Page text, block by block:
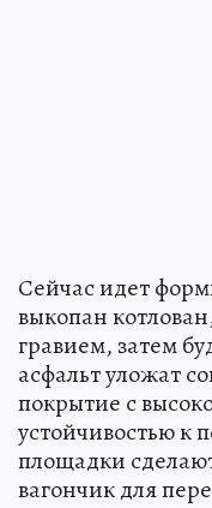
Сейчас идет
выкопан
гравием, затем
асфальт уложат
покрытие с
устойчивостью к
площадки
вагончик для